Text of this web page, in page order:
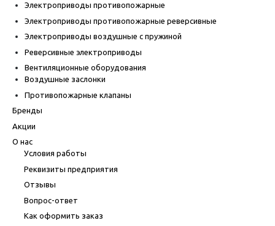
Электроприводы противопожарные
Электроприводы противопожарные реверсивные
Электроприводы воздушные с пружиной
Реверсивные электроприводы
Вентиляционные оборудования
Воздушные заслонки
Противопожарные клапаны
Бренды
Акции
О нас
Условия работы
Реквизиты предприятия
Отзывы
Вопрос-ответ
Как оформить заказ